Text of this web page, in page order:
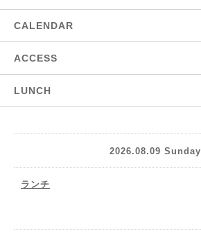
CALENDAR
ACCESS
LUNCH
2026.08.09 Sunday
ランチ